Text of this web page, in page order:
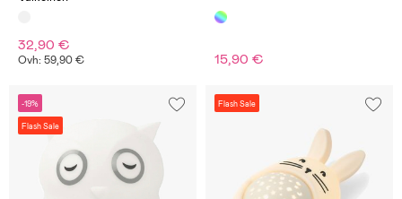
32,90 €
Ovh: 59,90 € 15,90 €
-19%
Flash Sale
Flash Sale